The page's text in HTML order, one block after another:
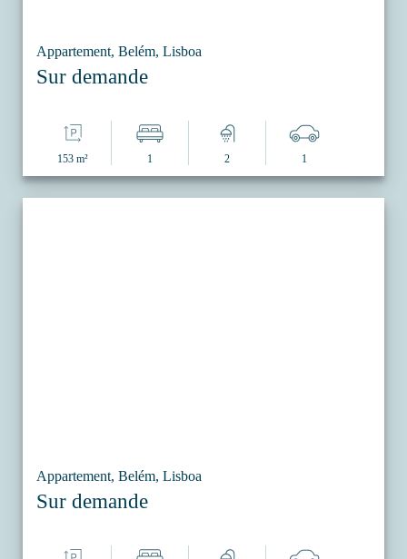
Appartement, Belém, Lisboa
Sur demande
153 m² 1 2 1
Appartement, Belém, Lisboa
Sur demande